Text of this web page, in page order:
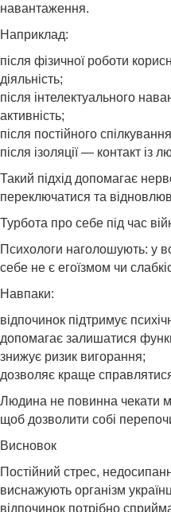
навантаження.
Наприклад:
після фізичної роботи
діяльність;
після інтелектуального
активність;
після постійного
після ізоляції — контакт із
Такий підхід допомагає
переключатися та
Турбота про себе під час
Психологи наголошують: у
себе не є егоїзмом чи
Навпаки:
відпочинок підтримує
допомагає залишатися
знижує ризик вигорання;
дозволяє краще
Людина не повинна чекати
щоб дозволити собі
Висновок
Постійний стрес,
виснажують організм
відпочинок потрібно